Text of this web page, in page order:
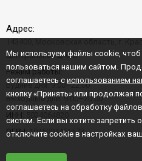
Адрес:
Центральная д. 6"Б"
Режим работы:
Будние дни: 9:00–22:00
Выходные дни: 9:00–20:00
ИНН:
ОГРН:1045004456573
Мы используем файлы cookie,
пользоваться нашим сайтом.
соглашаетесь с использованием
кнопку «Принять» или продолжая
соглашаетесь на обработку
систем. Если вы хотите запретить
отключите cookie в настройках